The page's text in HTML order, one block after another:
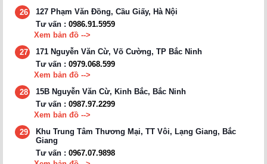
26
127 Phạm Văn Đồng, Cầu Giấy, Hà Nội
Tư vấn : 0986.91.5959
Xem bản đồ -->
27
171 Nguyễn Văn Cừ, Võ Cường, TP Bắc Ninh
Tư vấn : 0979.068.599
Xem bản đồ -->
28
15B Nguyễn Văn Cừ, Kinh Bắc, Bắc Ninh
Tư vấn : 0987.97.2299
Xem bản đồ -->
29
Khu Trung Tâm Thương Mại, TT Vôi, Lạng Giang, Bắc
Giang
Tư vấn : 0967.07.9898